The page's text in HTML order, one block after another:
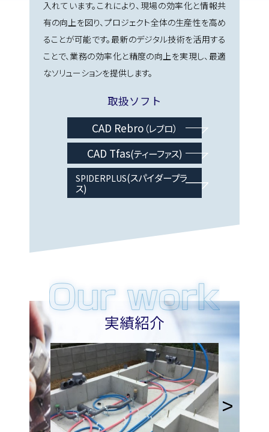
入れています。これにより、現場の効率化と情報共
有の向上を図り、プロジェクト全体の生産性を高め
ることが可能です。最新のデジタル技術を活用する
ことで、業務の効率化と精度の向上を実現し、最適
なソリューションを提供します。
取扱ソフト
CAD Rebro （レブロ）
CAD Tfas(ティーファス)
SPIDERPLUS(スパイダープラ
ス)
実績紹介